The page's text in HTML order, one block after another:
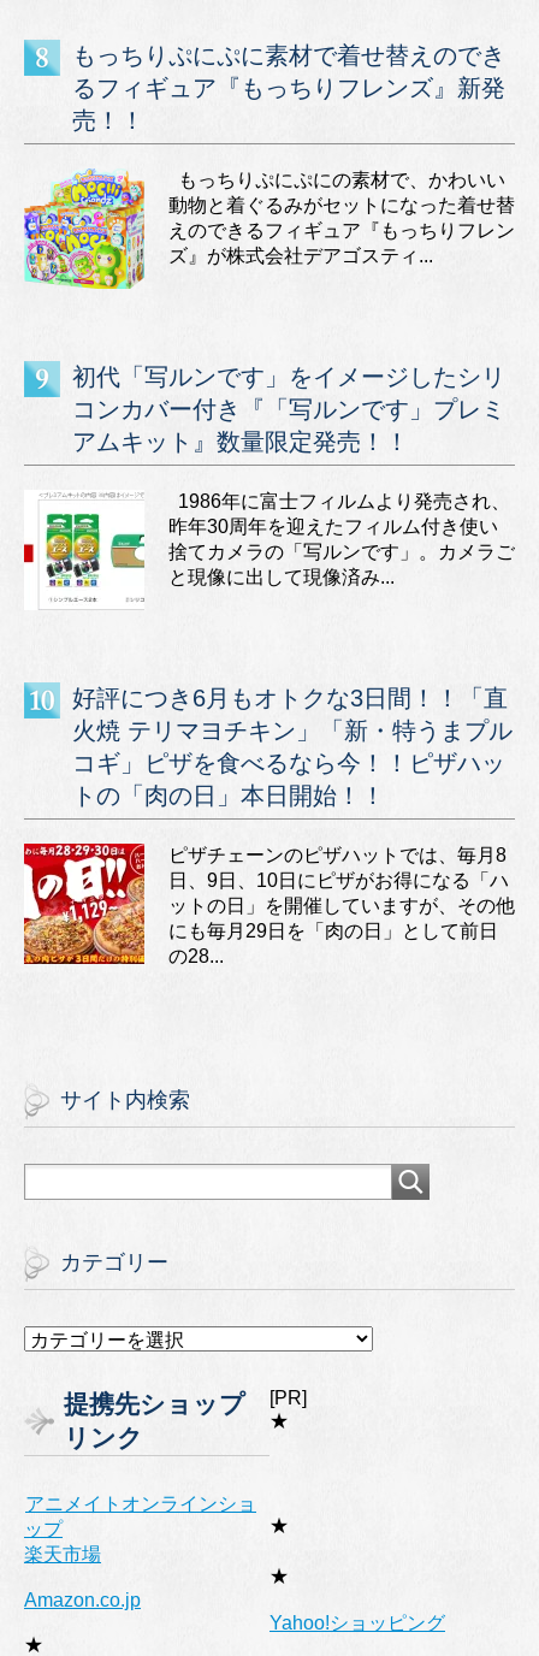
もっちりぷにぷに素材で着せ替えのでき
るフィギュア『もっちりフレンズ』新発
売！！
もっちりぷにぷにの素材で、かわいい
動物と着ぐるみがセットになった着せ替
えのできるフィギュア『もっちりフレン
ズ』が株式会社デアゴスティ...
初代「写ルンです」をイメージしたシリ
コンカバー付き『「写ルンです」プレミ
アムキット』数量限定発売！！
1986年に富士フィルムより発売され、
昨年30周年を迎えたフィルム付き使い
捨てカメラの「写ルンです」。カメラご
と現像に出して現像済み...
好評につき6月もオトクな3日間！！「直
火焼 テリマヨチキン」「新・特うまプル
コギ」ピザを食べるなら今！！ピザハッ
トの「肉の日」本日開始！！
ピザチェーンのピザハットでは、毎月8
日、9日、10日にピザがお得になる「ハ
ットの日」を開催していますが、その他
にも毎月29日を「肉の日」として前日
の28...
サイト内検索
カテゴリー
カ
リ
ー
提携先ショップ
リンク
[PR]
★
アニメイトオンラインショ
ップ
★
楽天市場
★
Amazon.co.jp
★
Yahoo!ショッピング